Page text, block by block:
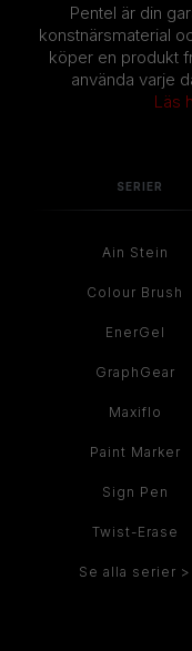
Pentel är din
konstnärsmaterial
köper en produkt
använda varje
Läs
SERIER
Ain Stein
Colour Brush
EnerGel
GraphGear
Maxiflo
Paint Marker
Sign Pen
Twist-Erase
Se alla serier >